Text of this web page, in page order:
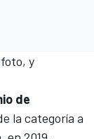
y
de
la categoría a